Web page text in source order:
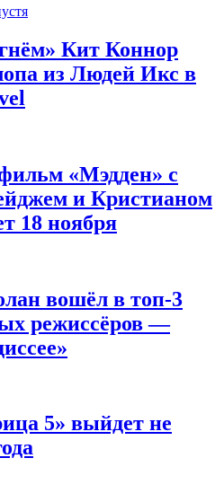
Кит Коннор
из Людей Икс в
«Мэдден» с
и Кристианом
18 ноября
вошёл в топ-3
режиссёров —
5» выйдет не